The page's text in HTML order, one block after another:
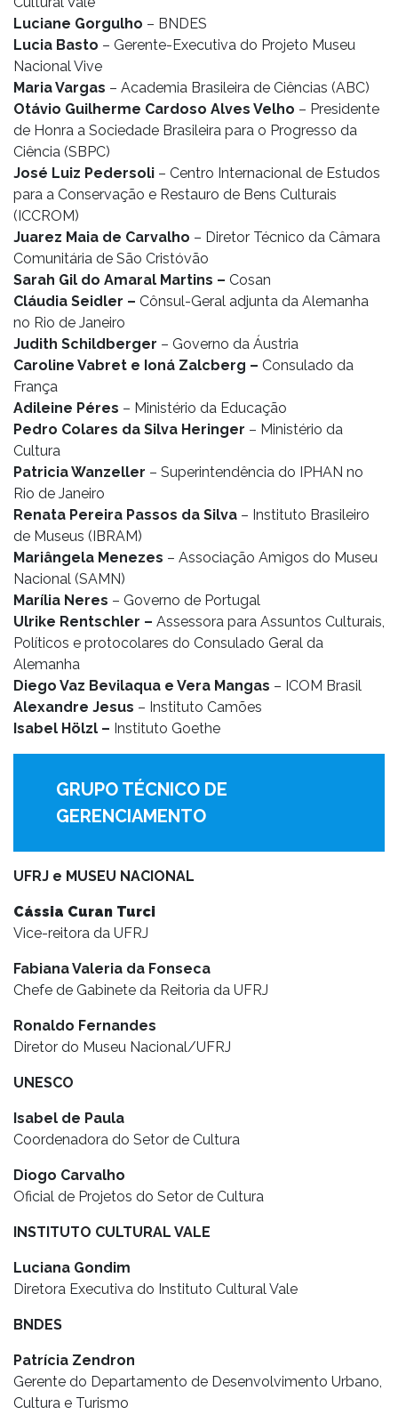
Luciane Gorgulho – BNDES
Lucia Basto – Gerente-Executiva do Projeto Museu
Nacional Vive
Maria Vargas – Academia Brasileira de Ciências (ABC)
Otávio Guilherme Cardoso Alves Velho – Presidente
de Honra a Sociedade Brasileira para o Progresso da
Ciência (SBPC)
José Luiz Pedersoli – Centro Internacional de Estudos
para a Conservação e Restauro de Bens Culturais
(ICCROM)
Juarez Maia de Carvalho – Diretor Técnico da Câmara
Comunitária de São Cristóvão
Sarah Gil do Amaral Martins – Cosan
Cláudia Seidler – Cônsul-Geral adjunta da Alemanha
no Rio de Janeiro
Judith Schildberger – Governo da Áustria
Caroline Vabret e Ioná Zalcberg – Consulado da
França
Adileine Péres – Ministério da Educação
Pedro Colares da Silva Heringer – Ministério da
Cultura
Patricia Wanzeller – Superintendência do IPHAN no
Rio de Janeiro
Renata Pereira Passos da Silva – Instituto Brasileiro
de Museus (IBRAM)
Mariângela Menezes – Associação Amigos do Museu
Nacional (SAMN)
Marília Neres – Governo de Portugal
Ulrike Rentschler – Assessora para Assuntos Culturais,
Políticos e protocolares do Consulado Geral da
Alemanha
Diego Vaz Bevilaqua e Vera Mangas – ICOM Brasil
Alexandre Jesus – Instituto Camões
Isabel Hölzl – Instituto Goethe
GRUPO TÉCNICO DE
GERENCIAMENTO
UFRJ e MUSEU NACIONAL
Cássia Curan Turci
Vice-reitora da UFRJ
Fabiana Valeria da Fonseca
Chefe de Gabinete da Reitoria da UFRJ
Ronaldo Fernandes
Diretor do Museu Nacional/UFRJ
UNESCO
Isabel de Paula
Coordenadora do Setor de Cultura
Diogo Carvalho
Oficial de Projetos do Setor de Cultura
INSTITUTO CULTURAL VALE
Luciana Gondim
Diretora Executiva do Instituto Cultural Vale
BNDES
Patrícia Zendron
Gerente do Departamento de Desenvolvimento Urbano,
Cultura e Turismo